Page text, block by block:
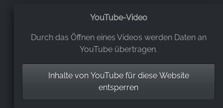
YouTube-Video
Durch das Öffnen eines Videos werden Daten an
YouTube übertragen.
Inhalte von YouTube für diese Website
entsperren